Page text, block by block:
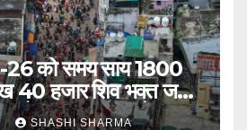
को समय साय 1800
40 हजार शिव भक्त जल
को प्रस्थान कर चुके
SHASHI SHARMA